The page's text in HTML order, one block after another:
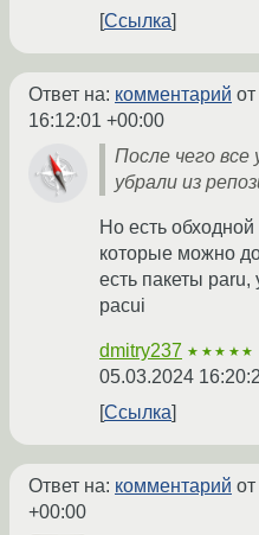
Ссылка
Ответ на: комментарий
16:12:01 +00:00
После чего
убрали из
Но есть обходной
которые можно
есть пакеты paru,
pacui
dmitry237 ★★★★★
05.03.2024
Ссылка
Ответ на: комментарий
+00:00